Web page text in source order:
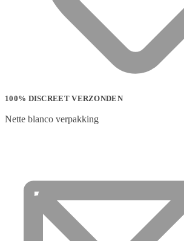
100% DISCREET VERZONDEN
Nette blanco verpakking